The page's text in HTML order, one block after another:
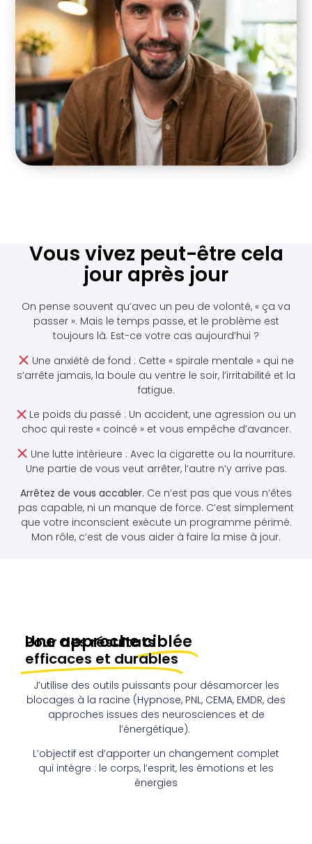
Vous vivez peut-être cela
jour après jour
On pense souvent qu’avec un peu de volonté, « ça va
passer ». Mais le temps passe, et le problème est
toujours là. Est-ce votre cas aujourd’hui ?
Une anxiété de fond : Cette « spirale mentale » qui ne
s’arrête jamais, la boule au ventre le soir, l’irritabilité et la
fatigue.
Le poids du passé : Un accident, une agression ou un
choc qui reste « coincé » et vous empêche d’avancer.
Une lutte intérieure : Avec la cigarette ou la nourriture.
Une partie de vous veut arrêter, l’autre n’y arrive pas.
Arrêtez de vous accabler. Ce n’est pas que vous n’êtes
pas capable, ni un manque de force. C’est simplement
que votre inconscient exécute un programme périmé.
Mon rôle, c’est de vous aider à faire la mise à jour.
Une approcheciblée
Pour des résultats
efficaces et durables
J’utilise des outils puissants pour désamorcer les
blocages à la racine (Hypnose, PNL, CEMA, EMDR, des
approches issues des neurosciences et de
l’énergétique).
L’objectif est d’apporter un changement complet
qui intègre : le corps, l’esprit, les émotions et les
énergies